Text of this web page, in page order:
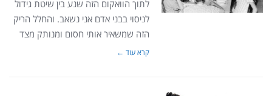
לתוך הוואקום הזה שנע בין שיטת גידול
לניסוי בבני אדם אני נשאב. והחלל הריק
הזה שמשאיר אותי חסום ומנותק מצד
קרא עוד ←